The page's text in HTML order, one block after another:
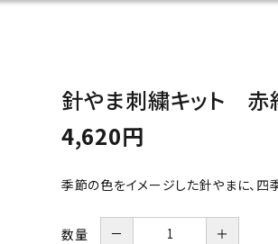
ビーズ レース針
毛糸
商品に関するＦ
ＡＱ
製品カタ
針やま刺繍キット
4,620円
季節の色をイメージした針やまに、四
数量 － ＋